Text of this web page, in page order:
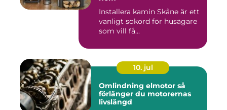
Installera kamin Skåne är ett
vanligt sökord för husägare
som vill få...
10. jul
Omlindning elmotor så
förlänger du motorernas
livslängd